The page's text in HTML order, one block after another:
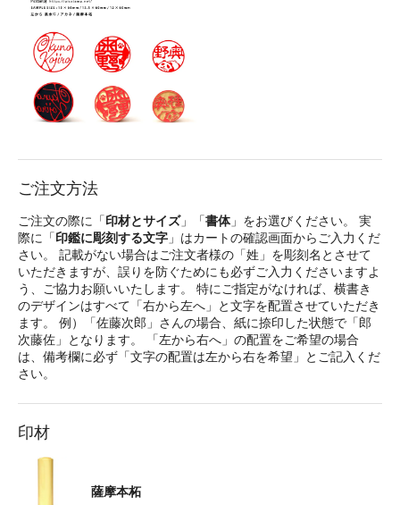
ご注文方法
ご注文の際に「印材とサイズ」「書体」をお選びください。 実
際に「印鑑に彫刻する文字 」はカートの確認画面からご入力くだ
さい。 記載がない場合はご注文者様の「姓」を彫刻名とさせて
いただきますが、誤りを防ぐためにも必ずご入力くださいますよ
う、ご協力お願いいたします。 特にご指定がなければ、横書き
のデザインはすべて「右から左へ」と文字を配置させていただき
ます。 例）「佐藤次郎」さんの場合、紙に捺印した状態で「郎
次藤佐」となります。 「左から右へ」の配置をご希望の場合
は、備考欄に必ず「文字の配置は左から右を希望」とご記入くだ
さい。
印材
薩摩本柘